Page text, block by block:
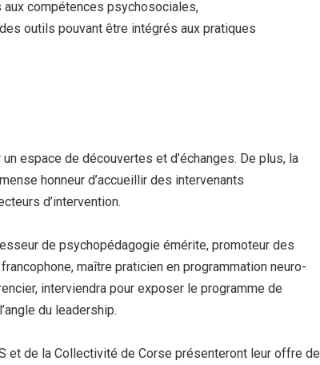
compétences psychosociales,
outils pouvant être intégrés aux pratiques
espace de découvertes et d’échanges. De plus, la
honneur d’accueillir des intervenants
d’intervention.
de psychopédagogie émérite, promoteur des
maître praticien en programmation neuro-
interviendra pour exposer le programme de
du leadership.
et de la Collectivité de Corse présenteront leur offre de